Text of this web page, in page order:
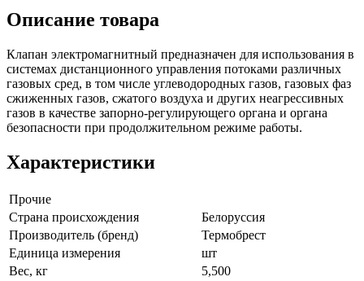
Описание товара
Клапан электромагнитный предназначен для использования в
системах дистанционного управления потоками различных
газовых сред, в том числе углеводородных газов, газовых фаз
сжиженных газов, сжатого воздуха и других неагрессивных
газов в качестве запорно-регулирующего органа и органа
безопасности при продолжительном режиме работы.
Характеристики
Прочие
Страна происхождения
Белоруссия
Производитель (бренд)
Термобрест
Единица измерения
шт
Вес, кг
5,500